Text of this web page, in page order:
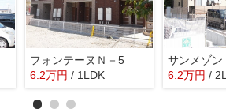
フォンテーヌＮ－5
6.2万円 / 1LDK
サンメゾン
6.2万円 /